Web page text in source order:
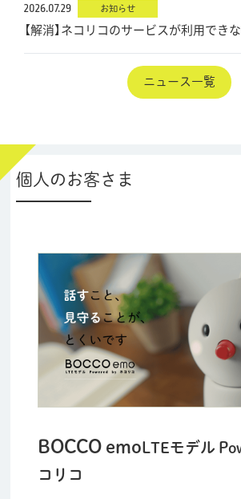
2026.07.29 お知らせ
【解消】ネコリコのサービスが利用できな
ニュース一覧
個人のお客さま
BOCCO emoLTEモデル
コリコ